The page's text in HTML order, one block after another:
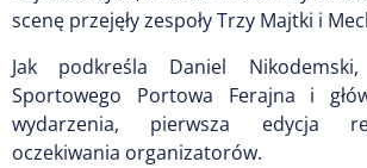
scenę przejęły zespoły Trzy Majtki i
Jak podkreśla Daniel
Sportowego Portowa Ferajna i
wydarzenia, pierwsza edycja
oczekiwania organizatorów.